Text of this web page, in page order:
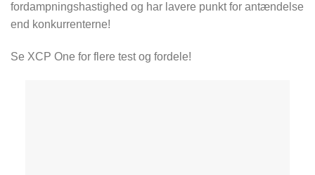
fordampningshastighed og har lavere punkt for antændelse
end konkurrenterne!
Se XCP One for flere test og fordele!